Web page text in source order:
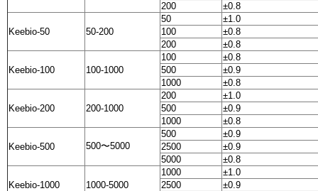
200
±0.8
Keebio-50 50-200
50
±1.0
100
±0.8
200
±0.8
Keebio-100 100-1000
100
±0.8
500
±0.9
1000
±0.8
Keebio-200 200-1000
200
±1.0
500
±0.9
1000
±0.8
Keebio-500 500〜5000
500
±0.9
2500
±0.9
5000
±0.8
Keebio-1000 1000-5000
1000
±1.0
2500
±0.9